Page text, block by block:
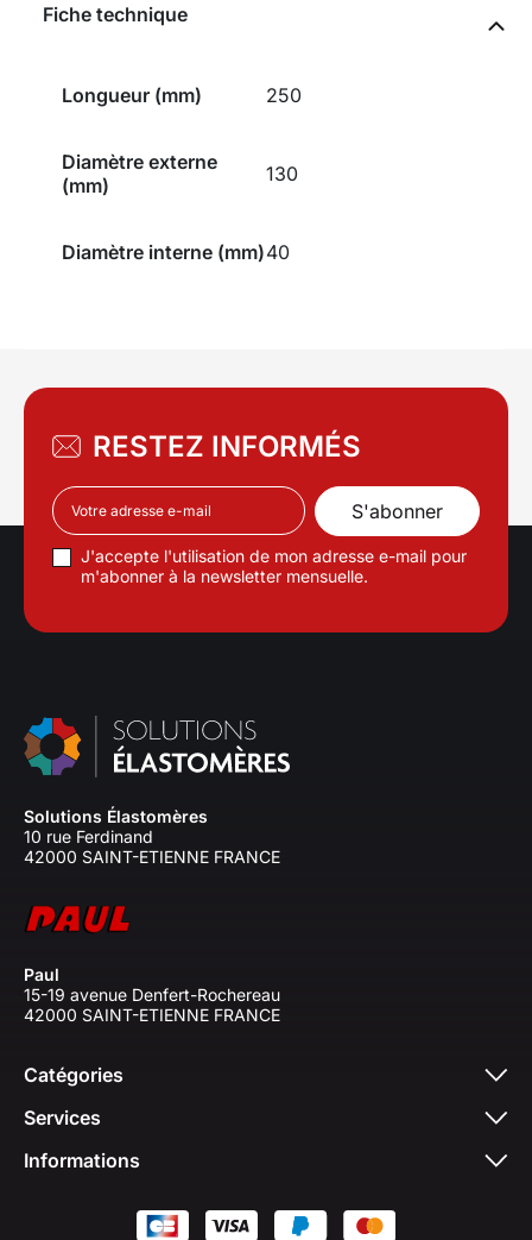
Fiche technique
Longueur (mm) 250
Diamètre externe
(mm)
130
Diamètre interne (mm)40
RESTEZ INFORMÉS
J'accepte l'utilisation de mon adresse e-mail pour
m'abonner à la newsletter mensuelle.
Solutions Élastomères
10 rue Ferdinand
42000 SAINT-ETIENNE FRANCE
Paul
15-19 avenue Denfert-Rochereau
42000 SAINT-ETIENNE FRANCE
Catégories
Services
Informations